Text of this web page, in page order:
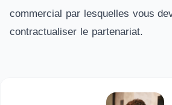
commercial par lesquelles vous
contractualiser le partenariat.